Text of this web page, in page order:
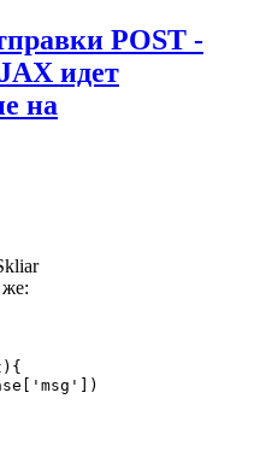
POST -
идет
на